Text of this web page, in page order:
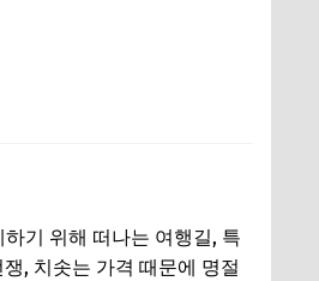
기 위해 떠나는 여행길, 특
, 치솟는 가격 때문에 명절